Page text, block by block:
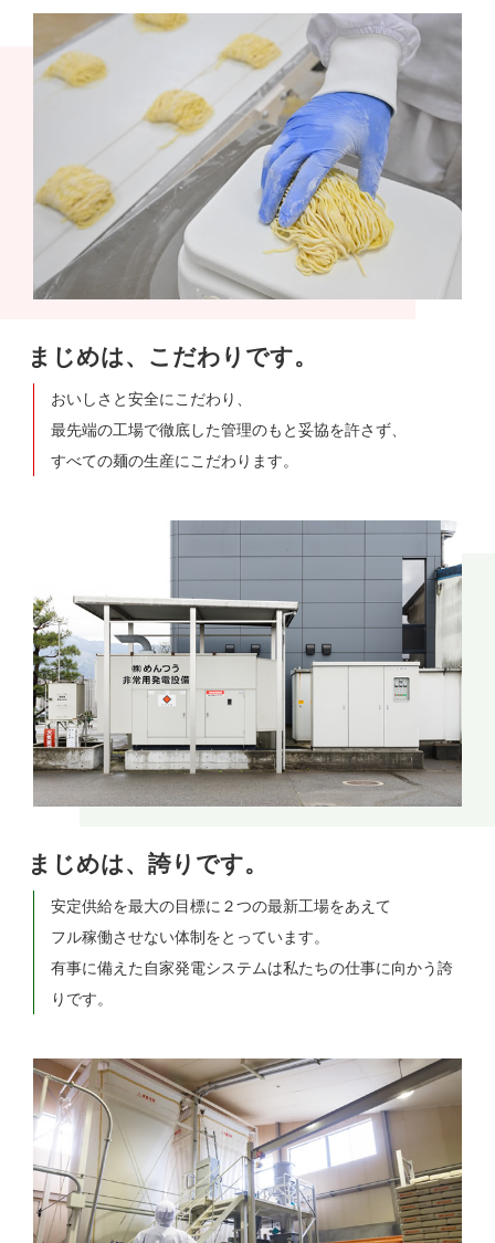
まじめは、こだわりです。
おいしさと安全にこだわり、
最先端の工場で徹底した管理のもと妥協を許さず、
すべての麺の生産にこだわります。
まじめは、誇りです。
安定供給を最大の目標に２つの最新工場をあえて
フル稼働させない体制をとっています。
有事に備えた自家発電システムは私たちの仕事に向かう誇
りです。